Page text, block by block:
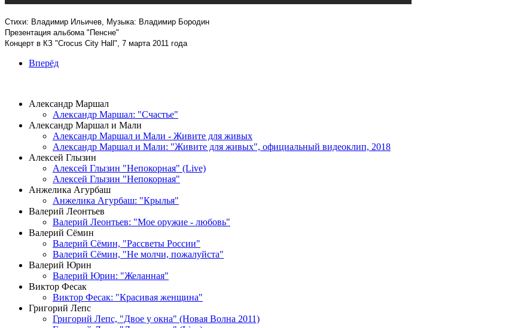
Стихи: Владимир Ильичев, Музыка: Владимир Бородин
Презентация альбома "Пенсне"
Концерт в КЗ "Crocus City Hall", 7 марта 2011 года
Вперёд
Александр Маршал
Александр Маршал: "Счастье"
Александр Маршал и Мали
Александр Маршал и Мали - Живите для живых
Александр Маршал и Мали: "Живите для живых", официальный видеоклип, 2018
Алексей Глызин
Алексей Глызин "Непокорная" (Live)
Алексей Глызин "Непокорная"
Анжелика Агурбаш
Анжелика Агурбаш: "Крылья"
Валерий Леонтьев
Валерий Леонтьев: "Мое оружие - любовь"
Валерий Сёмин
Валерий Сёмин, "Рассветы России"
Валерий Сёмин, "Не молчи, пожалуйста"
Валерий Юрин
Валерий Юрин: "Желанная"
Виктор Фесак
Виктор Фесак: "Красивая женщина"
Григорий Лепс
Григорий Лепс, "Двое у окна" (Новая Волна 2011)